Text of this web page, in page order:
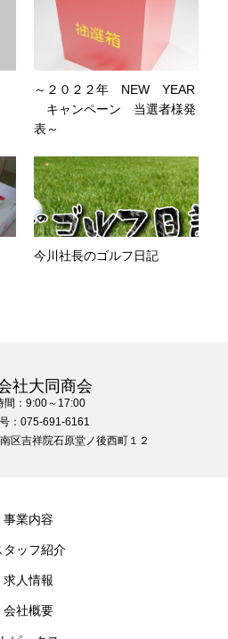
～２０２２年 NEW YEAR
キャンペーン 当選者様発
表～
今川社長のゴルフ日記
社大同商会
間：9:00～17:00
：075-691-6161
区吉祥院石原堂ノ後西町１２
事業内容
タッフ紹介
求人情報
会社概要